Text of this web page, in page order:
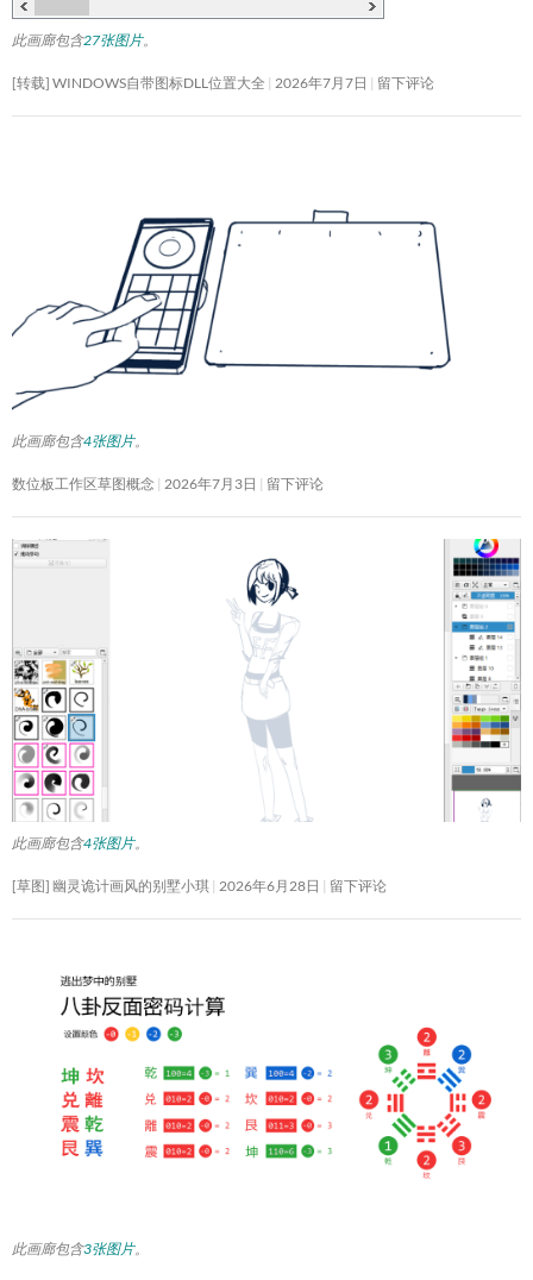
此画廊包含27张图片。
[转载] WINDOWS自带图标DLL位置大全 2026年7月7日 留下评论
此画廊包含4张图片。
数位板工作区草图概念 2026年7月3日 留下评论
此画廊包含4张图片。
[草图] 幽灵诡计画风的别墅小琪 2026年6月28日 留下评论
此画廊包含3张图片。